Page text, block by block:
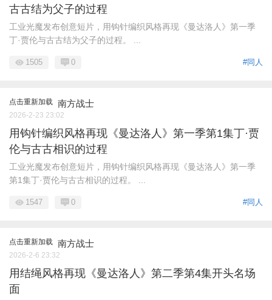
古古结为父子的过程
工业光魔发布创意短片，用钩针编织风格再现《曼达洛人》第一季
丁·贾伦与古古结为父子的过程。 ...
#同人
1505 0
点击重新加载 南方战士
2026-2-23 23:02
用钩针编织风格再现《曼达洛人》第一季第1集丁·贾
伦与古古相识的过程
工业光魔发布创意短片，用钩针编织风格再现《曼达洛人》第一季
第1集丁·贾伦与古古相识的过程。 ...
#同人
1547 0
点击重新加载 南方战士
2026-2-6 23:32
用结绳风格再现《曼达洛人》第二季第4集开头名场
面